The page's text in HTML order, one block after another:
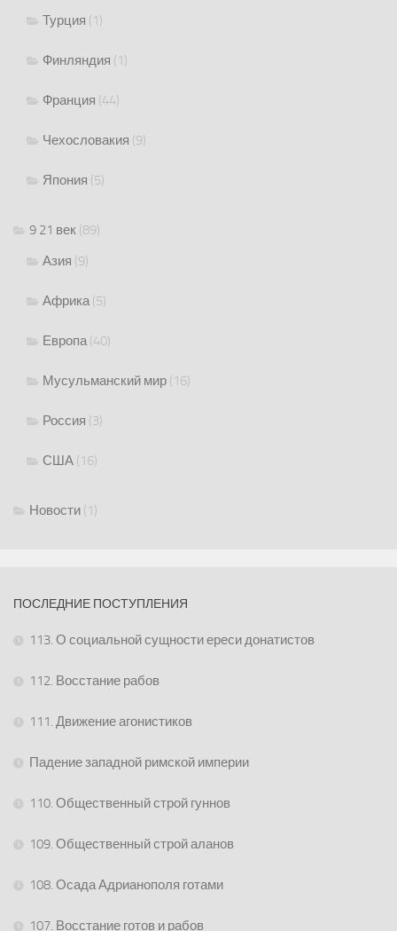
Турция (1)
Финляндия (1)
Франция (44)
Чехословакия (9)
Япония (5)
9 21 век (89)
Азия (9)
Африка(5)
Европа(40)
Мусульманский мир (16)
Россия (3)
США (16)
Новости (1)
ПОСЛЕДНИЕ ПОСТУПЛЕНИЯ
113. О социальной сущности ереси донатистов
112. Восстание рабов
111. Движение агонистиков
Падение западной римской империи
110. Общественный строй гуннов
109. Общественный строй аланов
108. Осада Адрианополя готами
107. Восстание готов и рабов